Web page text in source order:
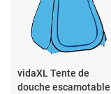
vidaXL Tente de
douche escamotable